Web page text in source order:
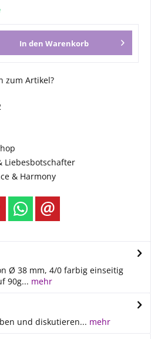
In den Warenkorb
zum Artikel?
Liebesbotschafter
& Harmony
Ø 38 mm, 4/0 farbig einseitig
90g... mehr
und diskutieren... mehr